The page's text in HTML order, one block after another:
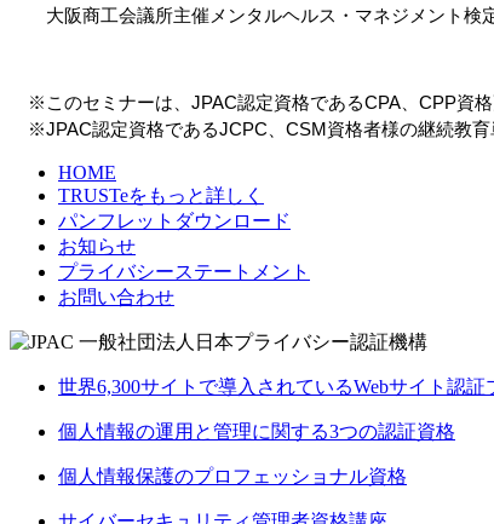
大阪商工会議所主催メンタルヘルス・マネジメント検
※このセミナーは、JPAC認定資格であるCPA、CPP資格
※JPAC認定資格であるJCPC、CSM資格者様の継続教育
HOME
TRUSTeをもっと詳しく
パンフレットダウンロード
お知らせ
プライバシーステートメント
お問い合わせ
世界6,300サイトで導入されているWebサイト認証
個人情報の運用と管理に関する3つの認証資格
個人情報保護のプロフェッショナル資格